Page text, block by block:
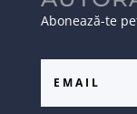
Abonează-te